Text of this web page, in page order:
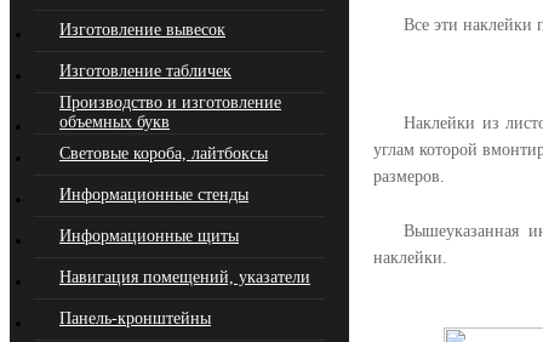
Изготовление вывесок
Изготовление табличек
Производство и изготовление
объемных букв
Световые короба, лайтбоксы
Информационные стенды
Информационные щиты
Навигация помещений, указатели
Панель-кронштейны
Все эти наклейки
Наклейки из
углам которой
размеров.
Вышеуказанная
наклейки.